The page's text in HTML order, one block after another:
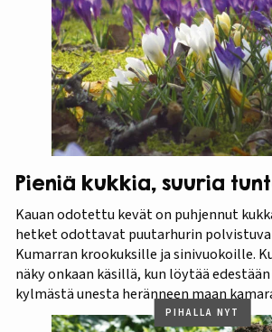
Pieniä kukkia, suuria
Kauan odotettu kevät on puhjennut
hetket odottavat puutarhurin
Kumarran krookuksille ja sinivuokoille.
näky onkaan käsillä, kun löytää
kylmästä unesta heränneen maan
PIHALLA NYT